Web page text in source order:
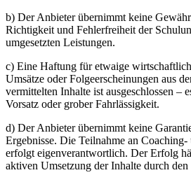
b) Der Anbieter übernimmt keine
Richtigkeit und Fehlerfreiheit der
umgesetzten Leistungen.
c) Eine Haftung für etwaige
Umsätze oder Folgeerscheinungen aus
vermittelten Inhalte ist ausgeschlossen –
Vorsatz oder grober Fahrlässigkeit.
d) Der Anbieter übernimmt keine
Ergebnisse. Die Teilnahme an
erfolgt eigenverantwortlich. Der Erfolg
aktiven Umsetzung der Inhalte durch